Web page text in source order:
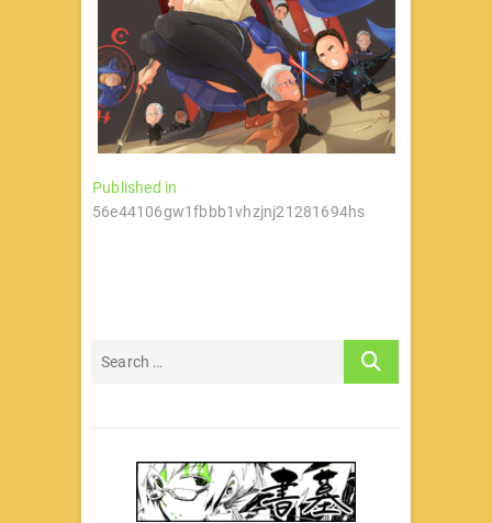
文
章
Published in
56e44106gw1fbbb1vhzjnj21281694hs